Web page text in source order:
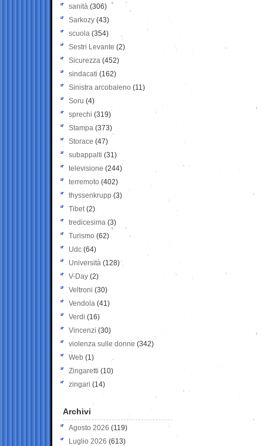
sanità (306)
Sarkozy (43)
scuola (354)
Sestri Levante (2)
Sicurezza (452)
sindacati (162)
Sinistra arcobaleno (11)
Soru (4)
sprechi (319)
Stampa (373)
Storace (47)
subappalti (31)
televisione(244)
terremoto (402)
thyssenkrupp (3)
Tibet(2)
tredicesima (3)
Turismo (62)
Udc (64)
Università (128)
V-Day (2)
Veltroni (30)
Vendola (41)
Verdi (16)
Vincenzi (30)
violenza sulle donne (342)
Web (1)
Zingaretti (10)
zingari (14)
Archivi
Agosto 2026 (119)
Luglio 2026 (613)